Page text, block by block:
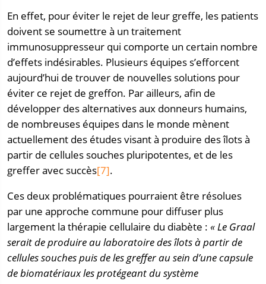
En effet, pour éviter le rejet de leur greffe, les patients
doivent se soumettre à un traitement
immunosuppresseur qui comporte un certain nombre
d’effets indésirables. Plusieurs équipes s’efforcent
aujourd’hui de trouver de nouvelles solutions pour
éviter ce rejet de greffon. Par ailleurs, afin de
développer des alternatives aux donneurs humains,
de nombreuses équipes dans le monde mènent
actuellement des études visant à produire des îlots à
partir de cellules souches pluripotentes, et de les
greffer avec succès[7].
Ces deux problématiques pourraient être résolues
par une approche commune pour diffuser plus
largement la thérapie cellulaire du diabète : « Le Graal
serait de produire au laboratoire des îlots à partir de
cellules souches puis de les greffer au sein d’une capsule
de biomatériaux les protégeant du système